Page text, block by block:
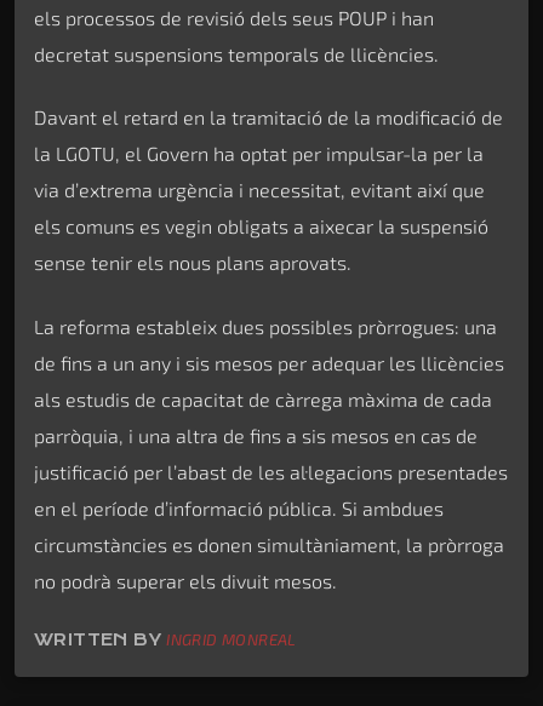
els processos de revisió dels seus POUP i han
decretat suspensions temporals de llicències.
Davant el retard en la tramitació de la modificació de
la LGOTU, el Govern ha optat per impulsar-la per la
via d’extrema urgència i necessitat, evitant així que
els comuns es vegin obligats a aixecar la suspensió
sense tenir els nous plans aprovats.
La reforma estableix dues possibles pròrrogues: una
de fins a un any i sis mesos per adequar les llicències
als estudis de capacitat de càrrega màxima de cada
parròquia, i una altra de fins a sis mesos en cas de
justificació per l’abast de les al·legacions presentades
en el període d’informació pública. Si ambdues
circumstàncies es donen simultàniament, la pròrroga
no podrà superar els divuit mesos.
WRITTEN BYINGRID MONREAL